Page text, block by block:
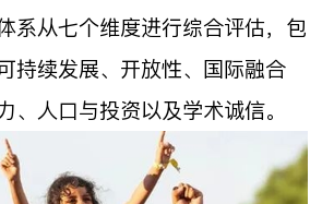
系从七个维度进行综合评估，包
持续发展、开放性、国际融合
、人口与投资以及学术诚信。